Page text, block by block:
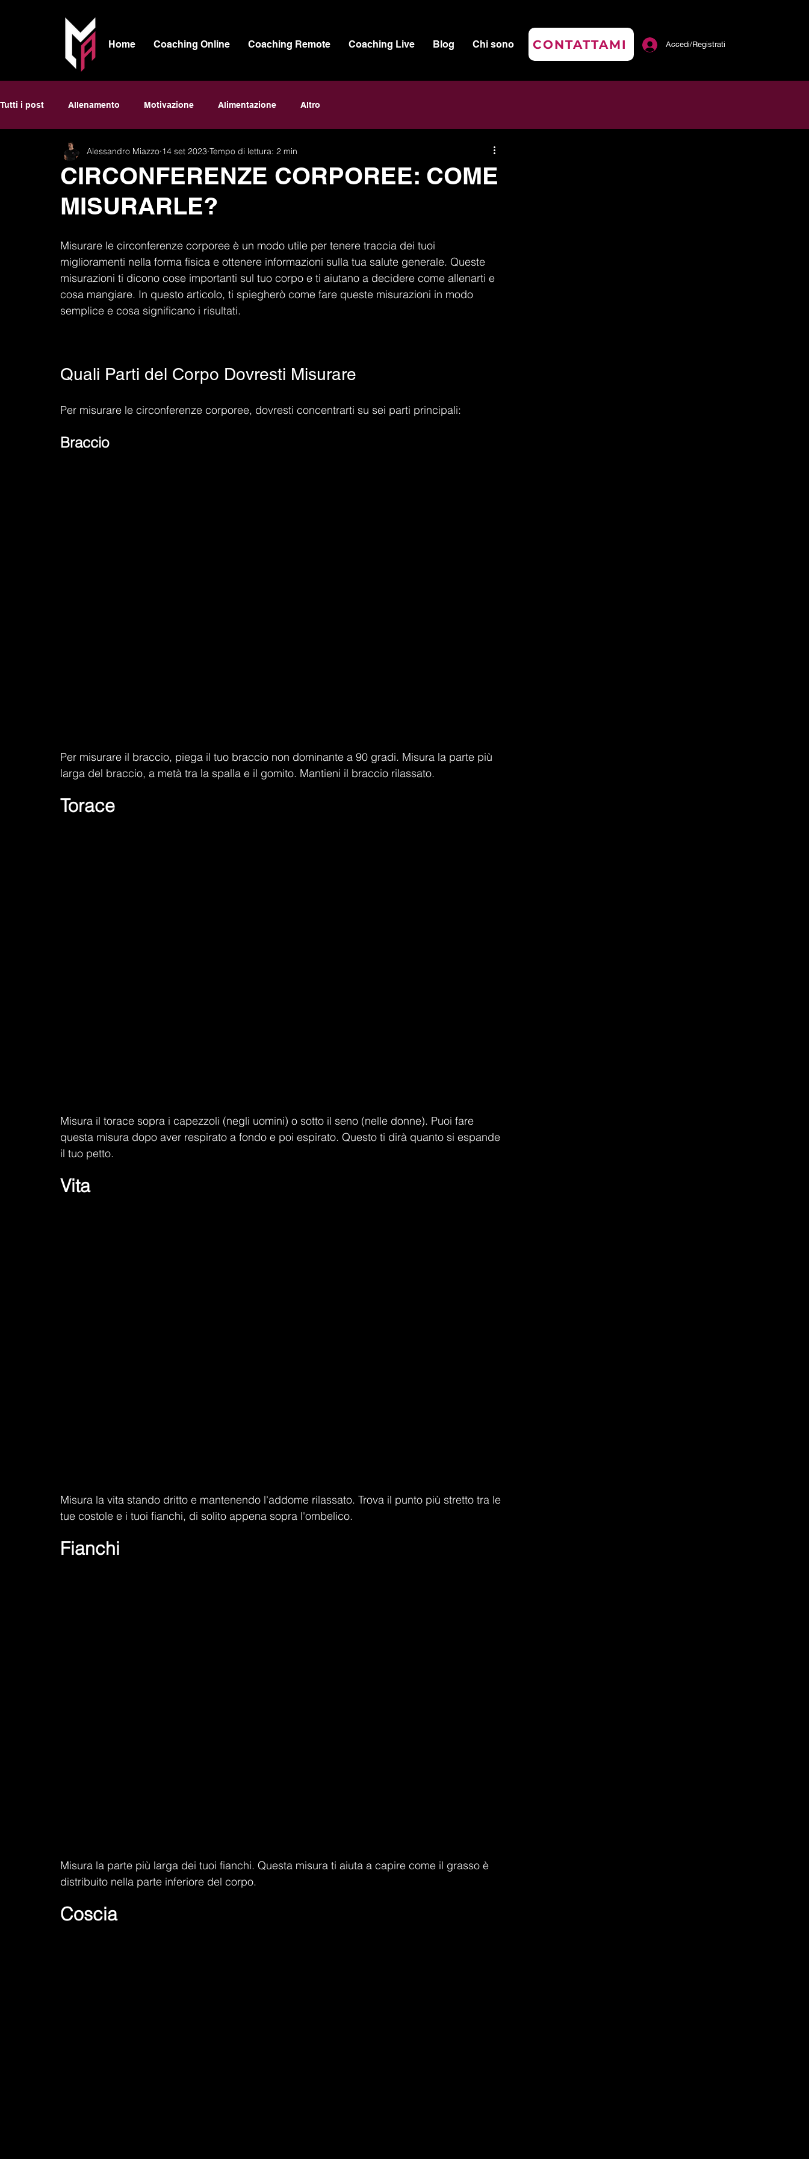
Home Coaching Online Coaching Remote Coaching Live Blog Chi sono CONTATTAMI Accedi/Registrati
Tutti i post Allenamento Motivazione Alimentazione Altro
CIRCONFERENZE CORPOREE: COME
MISURARLE?
Alessandro Miazzo 14 set 2023 Tempo di lettura: 2 min
Misurare le circonferenze corporee è un modo utile per tenere traccia dei tuoi
miglioramenti nella forma fisica e ottenere informazioni sulla tua salute generale. Queste
misurazioni ti dicono cose importanti sul tuo corpo e ti aiutano a decidere come allenarti e
cosa mangiare. In questo articolo, ti spiegherò come fare queste misurazioni in modo
semplice e cosa significano i risultati.
Quali Parti del Corpo Dovresti Misurare
Per misurare le circonferenze corporee, dovresti concentrarti su sei parti principali:
Braccio
Per misurare il braccio, piega il tuo braccio non dominante a 90 gradi. Misura la parte più
larga del braccio, a metà tra la spalla e il gomito. Mantieni il braccio rilassato.
Torace
Misura il torace sopra i capezzoli (negli uomini) o sotto il seno (nelle donne). Puoi fare
questa misura dopo aver respirato a fondo e poi espirato. Questo ti dirà quanto si espande
il tuo petto.
Vita
Misura la vita stando dritto e mantenendo l'addome rilassato. Trova il punto più stretto tra le
tue costole e i tuoi fianchi, di solito appena sopra l'ombelico.
Fianchi
Misura la parte più larga dei tuoi fianchi. Questa misura ti aiuta a capire come il grasso è
distribuito nella parte inferiore del corpo.
Coscia